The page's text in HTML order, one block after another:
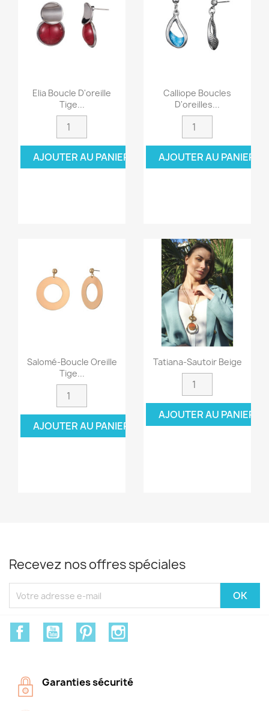
Elia Boucle D'oreille
Tige...
AJOUTER AU PANIER
Calliope Boucles
D'oreilles...
AJOUTER AU PANIER
Salomé-Boucle Oreille
Tige...
AJOUTER AU PANIER
Tatiana-Sautoir Beige
AJOUTER AU PANIER
Recevez nos offres spéciales
FacebookYouTube Pinterest
Garanties sécurité